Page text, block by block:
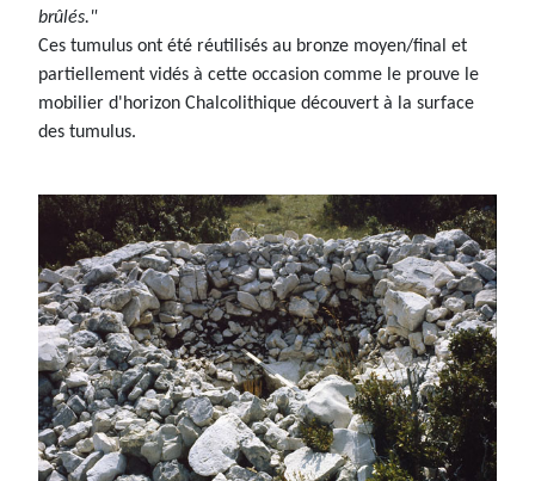
brûlés."
Ces tumulus ont été réutilisés au bronze moyen/final et
partiellement vidés à cette occasion comme le prouve le
mobilier d'horizon Chalcolithique découvert à la surface
des tumulus.